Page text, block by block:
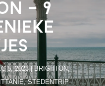
– 9
5, 2023|BRIGHTON,
,STEDENTRIP